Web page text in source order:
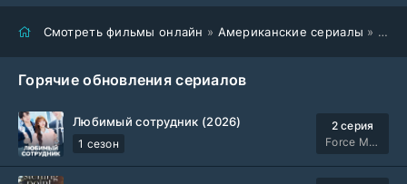
Смотреть фильмы онлайн » Американские сериалы » Алиенист (2018-2020)
Горячие обновления сериалов
Любимый сотрудник (2026)
1 сезон
2 серия
Force Media